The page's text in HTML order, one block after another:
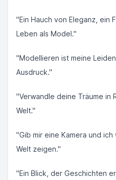
"Ein Hauch von Eleganz, ein
Leben als Model."
"Modellieren ist meine
Ausdruck."
"Verwandle deine Träume in
Welt."
"Gib mir eine Kamera und
Welt zeigen."
"Ein Blick, der Geschichten